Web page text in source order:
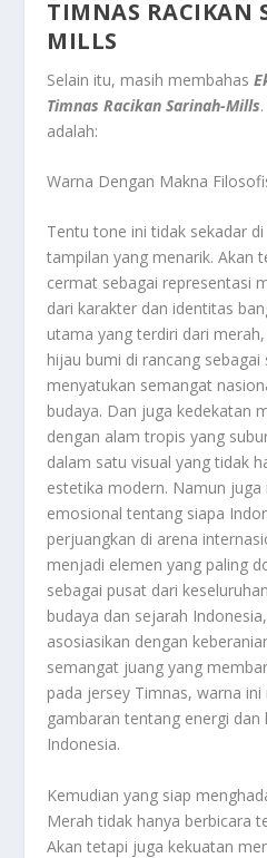
TIMNAS RACIKAN
MILLS
Selain itu, masih membahas
Timnas Racikan Sarinah-Mills
adalah:
Warna Dengan Makna
Tentu tone ini tidak sekadar
tampilan yang menarik. Akan
cermat sebagai representasi
dari karakter dan identitas
utama yang terdiri dari
hijau bumi di rancang sebagai
menyatukan semangat
budaya. Dan juga kedekatan
dengan alam tropis yang
dalam satu visual yang tidak
estetika modern. Namun
emosional tentang siapa
perjuangkan di arena
menjadi elemen yang paling
sebagai pusat dari
budaya dan sejarah
asosiasikan dengan
semangat juang yang
pada jersey Timnas, warna ini
gambaran tentang energi
Indonesia.
Kemudian yang siap
Merah tidak hanya berbicara
Akan tetapi juga kekuatan